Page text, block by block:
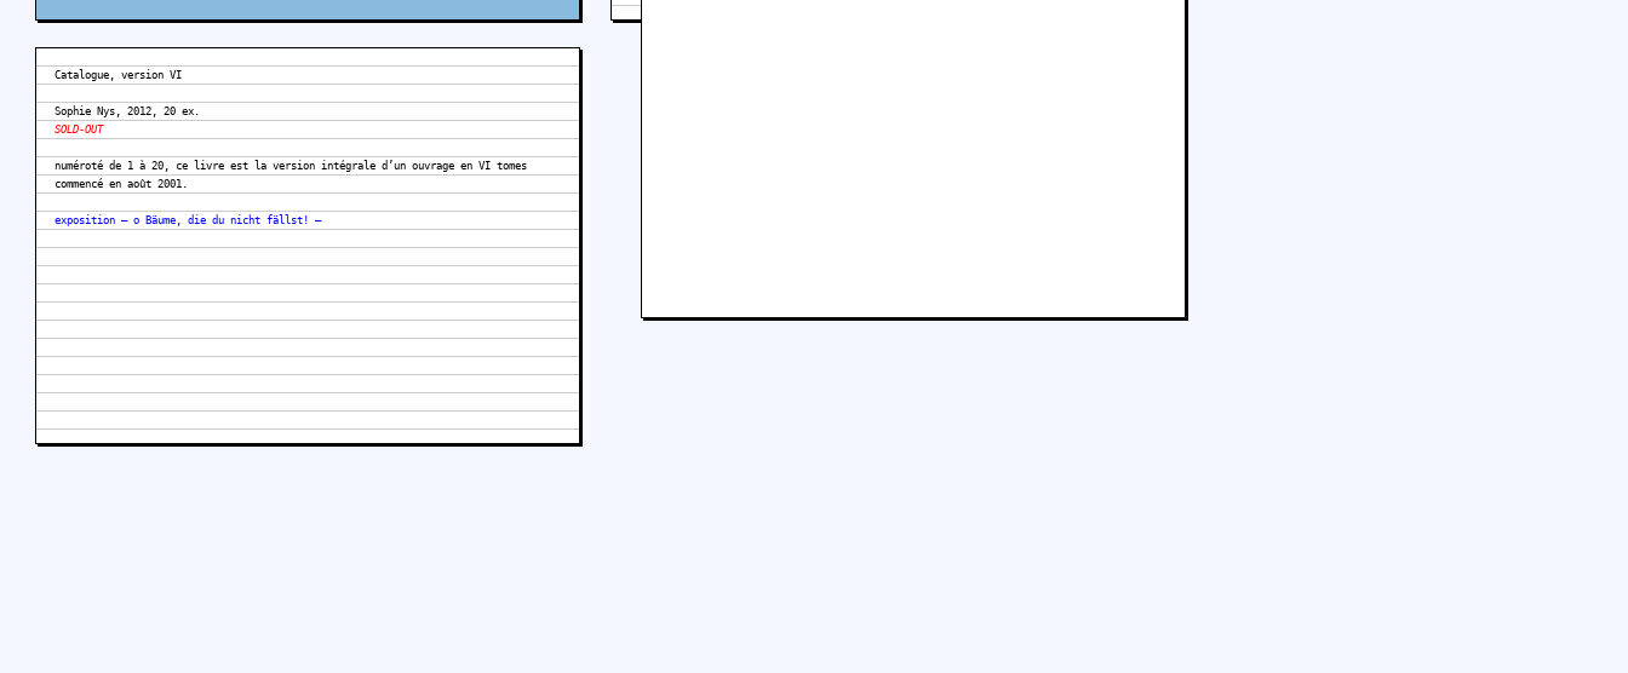
Catalogue, version VI
Sophie Nys, 2012, 20 ex.
SOLD-OUT
numéroté de 1 à 20, ce livre est la version intégrale d’un ouvrage en VI tomes
commencé en août 2001.
exposition — o Bäume, die du nicht fällst! —